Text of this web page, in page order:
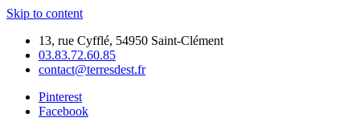
Skip to content
13, rue Cyfflé, 54950 Saint-Clément
03.83.72.60.85
contact@terresdest.fr
Pinterest
Facebook